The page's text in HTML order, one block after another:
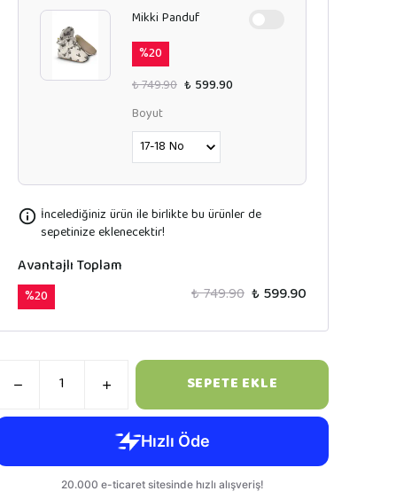
Mikki Panduf
%20
₺ 749.90 ₺ 599.90
Boyut
İncelediğiniz ürün ile birlikte bu ürünler de
sepetinize eklenecektir!
Avantajlı Toplam
%20 ₺ 749.90 ₺ 599.90
SEPETE EKLE